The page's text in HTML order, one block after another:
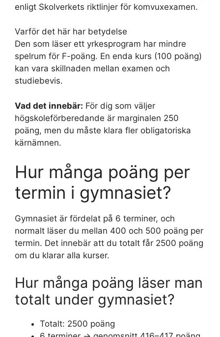
enligt Skolverkets riktlinjer för komvuxexamen.
Varför det här har betydelse
Den som läser ett yrkesprogram har mindre
spelrum för F-poäng. En enda kurs (100 poäng)
kan vara skillnaden mellan examen och
studiebevis.
Vad det innebär: För dig som väljer
högskoleförberedande är marginalen 250
poäng, men du måste klara fler obligatoriska
kärnämnen.
Hur många poäng per
termin i gymnasiet?
Gymnasiet är fördelat på 6 terminer, och
normalt läser du mellan 400 och 500 poäng per
termin. Det innebär att du totalt får 2500 poäng
om du klarar alla kurser.
Hur många poäng läser man
totalt under gymnasiet?
Totalt: 2500 poäng